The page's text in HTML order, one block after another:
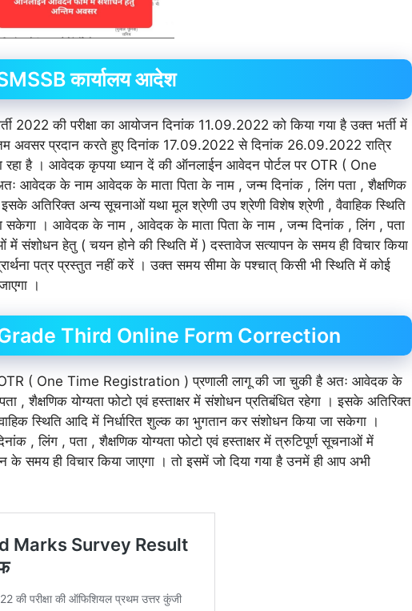
कार्यालय आदेश
2022 की परीक्षा का आयोजन दिनांक 11.09.2022 को किया गया है उक्त भर्ती में
अवसर प्रदान करते हुए दिनांक 17.09.2022 से दिनांक 26.09.2022 रात्रि
है । आवेदक कृपया ध्यान दें की ऑनलाईन आवेदन पोर्टल पर OTR ( One
आवेदक के नाम आवेदक के माता पिता के नाम , जन्म दिनांक , लिंग पता , शैक्षणिक
इसके अतिरिक्त अन्य सूचनाओं यथा मूल श्रेणी उप श्रेणी विशेष श्रेणी , वैवाहिक स्थिति
सकेगा । आवेदक के नाम , आवेदक के माता पिता के नाम , जन्म दिनांक , लिंग , पता
में संशोधन हेतु ( चयन होने की स्थिति में ) दस्तावेज सत्यापन के समय ही विचार किया
पत्र प्रस्तुत नहीं करें । उक्त समय सीमा के पश्चात् किसी भी स्थिति में कोई
।
Third Online Form Correction
( One Time Registration ) प्रणाली लागू की जा चुकी है अतः आवेदक के
, शैक्षणिक योग्यता फोटो एवं हस्ताक्षर में संशोधन प्रतिबंधित रहेगा । इसके अतिरिक्त
स्थिति आदि में निर्धारित शुल्क का भुगतान कर संशोधन किया जा सकेगा ।
, लिंग , पता , शैक्षणिक योग्यता फोटो एवं हस्ताक्षर में त्रुटिपूर्ण सूचनाओं में
समय ही विचार किया जाएगा । तो इसमें जो दिया गया है उनमें ही आप अभी